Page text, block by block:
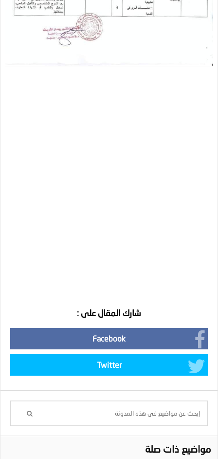
شارك المقال على :
Facebook
Twitter
مواضيع ذات صلة